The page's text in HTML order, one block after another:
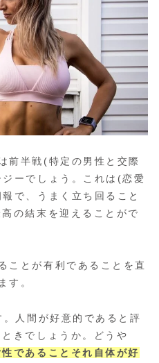
前半戦(特定の男性と交際
ーでしょう。これは(恋愛
で、うまく立ち回ること
の結末を迎えることがで
ことが有利であることを直
す。
人間が好意的であると評
きでしょうか。どうや
であることそれ自体が好